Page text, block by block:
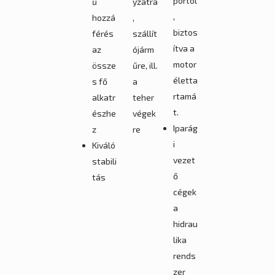
hozzá
férés
az
össze
s fő
alkatr
észhe
z
Kiváló
stabili
tás
,
szállít
ójárm
űre, ill.
a
teher
végek
re
,
biztos
ítva a
motor
életta
rtamá
t.
Iparág
i
vezet
ő
cégek
a
hidrau
lika
rends
zer